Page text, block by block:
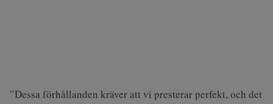
”Dessa förhållanden kräver att vi presterar perfekt, och det